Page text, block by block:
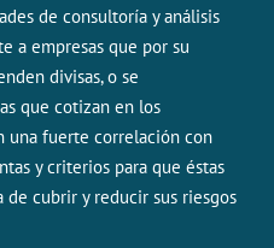
de consultoría y análisis
a empresas que por su
divisas, o se
que cotizan en los
una fuerte correlación con
y criterios para que éstas
de cubrir y reducir sus riesgos